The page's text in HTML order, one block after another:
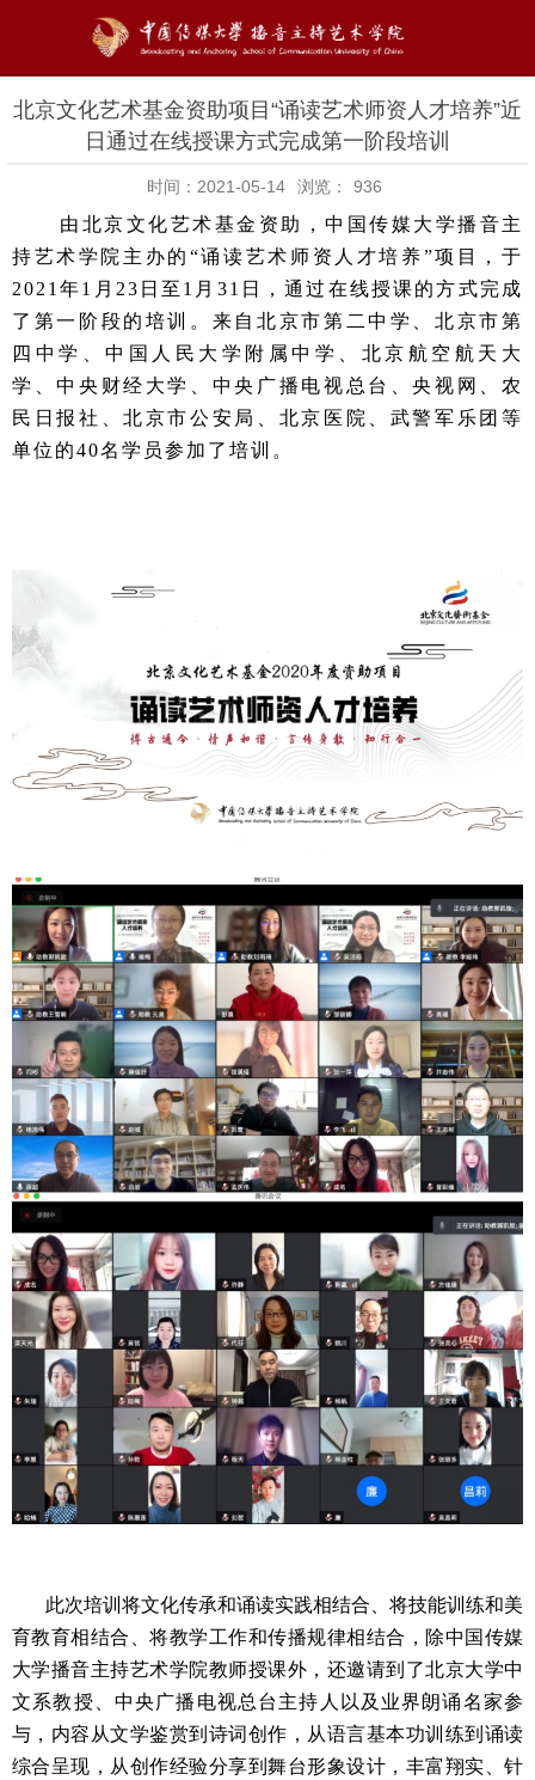
北京文化艺术基金资助项目“诵读艺术师资人才培养”近
日通过在线授课方式完成第一阶段培训
时间：2021-05-14 浏览： 936
由北京文化艺术基金资助，中国传媒大学播音主
持艺术学院主办的“诵读艺术师资人才培养”项目，于
2021 年1 月 23 日至 1 月 31 日，通过在线授课的方式完成
了第一阶段的培训。来自北京市第二中学、北京市第
四中学、中国人民大学附属中学、北京航空航天大
学、中央财经大学、中央广播电视总台、央视网、农
民日报社、北京市公安局、北京医院、武警军乐团等
单位的40名学员参加了培训。
此次培训将文化传承和诵读实践相结合、将技能训练和美
育教育相结合、将教学工作和传播规律相结合，除中国传媒
大学播音主持艺术学院教师授课外，还邀请到了北京大学中
文系教授、中央广播电视总台主持人以及业界朗诵名家参
与，内容从文学鉴赏到诗词创作，从语言基本功训练到诵读
综合呈现，从创作经验分享到舞台形象设计，丰富翔实、针